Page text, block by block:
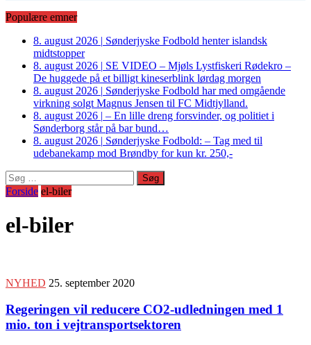
Populære emner
8. august 2026 | Sønderjyske Fodbold henter islandsk
midtstopper
8. august 2026 | SE VIDEO – Mjøls Lystfiskeri Rødekro –
De huggede på et billigt kineserblink lørdag morgen
8. august 2026 | Sønderjyske Fodbold har med omgående
virkning solgt Magnus Jensen til FC Midtjylland.
8. august 2026 | – En lille dreng forsvinder, og politiet i
Sønderborg står på bar bund…
8. august 2026 | Sønderjyske Fodbold: – Tag med til
udebanekamp mod Brøndby for kun kr. 250,-
Søg
efter:
Forside el-biler
el-biler
NYHED 25. september 2020
Regeringen vil reducere CO2-udledningen med 1
mio. ton i vejtransportsektoren